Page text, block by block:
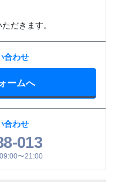
だきます。
合わせ
ームへ
合わせ
013
〜21:00